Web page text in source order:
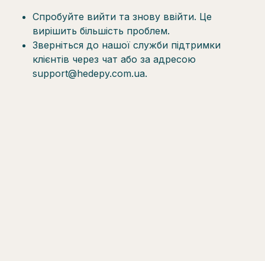
Спробуйте вийти та знову ввійти. Це
вирішить більшість проблем.
Зверніться до нашої служби підтримки
клієнтів через чат або за адресою
support@hedepy.com.ua.